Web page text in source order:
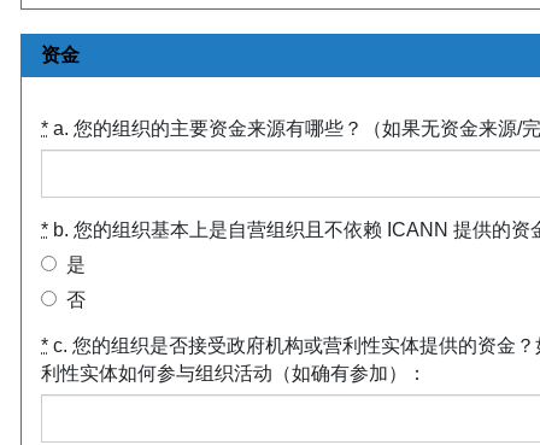
资金
* a. 您的组织的主要资金来源有哪些？（如果无资金来源/
* b. 您的组织基本上是自营组织且不依赖 ICANN 提供的
是
否
* c. 您的组织是否接受政府机构或营利性实体提供的资金
利性实体如何参与组织活动（如确有参加）：